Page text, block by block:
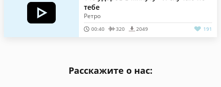
тебе
Ретро
00:40 320 2049 191
Расскажите о нас: